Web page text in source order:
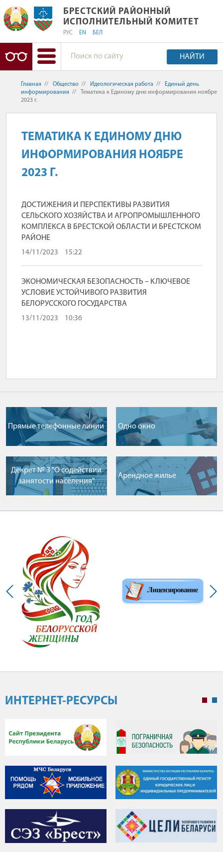
БРЕСТСКИЙ РАЙОННЫЙ
БРЕСТСКИЙ РАЙОННЫЙ
ИСПОЛНИТЕЛЬНЫЙ КОМИТЕТ
РУС EN БЕЛ
НАЙТИ
Главная // Общество // Идеологическая работа //
Единый день
информирования //
Тематика к Единому дню информирования ноябре
2023 г.
ТЕМАТИКА К ЕДИНОМУ ДНЮ
ИНФОРМИРОВАНИЯ НОЯБРЕ
2023 Г.
ДОСТИЖЕНИЯ И ПЕРСПЕКТИВЫ РАЗВИТИЯ
СЕЛЬСКОГО ХОЗЯЙСТВА И АГРОПРОМЫШЛЕННОГО
КОМПЛЕКСА В БРЕСТСКОЙ ОБЛАСТИ И БРЕСТСКОМ
РАЙОНЕ
14/11/2023 15:22
ЭКОНОМИЧЕСКАЯ БЕЗОПАСНОСТЬ – КЛЮЧЕВОЕ
УСЛОВИЕ УСТОЙЧИВОГО РАЗВИТИЯ
БЕЛОРУССКОГО ГОСУДАРСТВА
13/11/2023 10:36
Прямые телефонные линии Одно окно
Декрет № 3 "О содействии
занятости населения"
Арендное жилье
ИНТЕРНЕТ-РЕСУРСЫ